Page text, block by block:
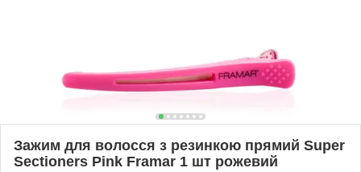
Зажим для волосся з резинкою прямий Super
Sectioners Pink Framar 1 шт рожевий